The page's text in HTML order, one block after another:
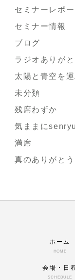
セミナーレポー
セミナー情報
ブログ
ラジオありが
太陽と青空を
未分類
残席わずか
気ままにsenryu
満席
真のありがと
ホーム
HOME
会場・日
SCHEDULE